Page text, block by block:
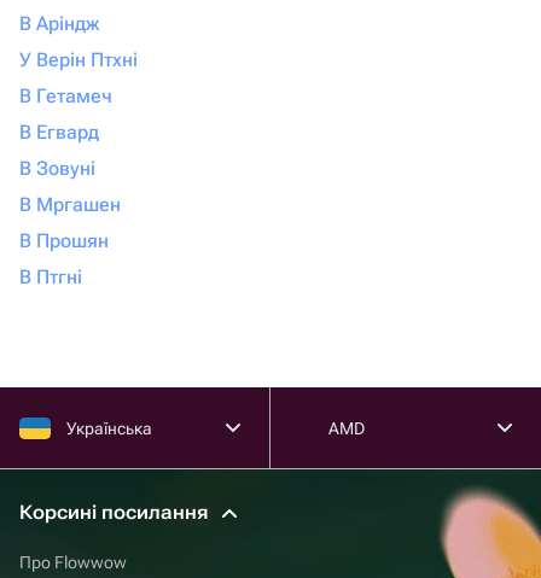
В Аріндж
У Верін Птхні
В Гетамеч
В Егвард
В Зовуні
В Мргашен
В Прошян
В Птгні
Українська AMD
Корсині посилання
Про Flowwow